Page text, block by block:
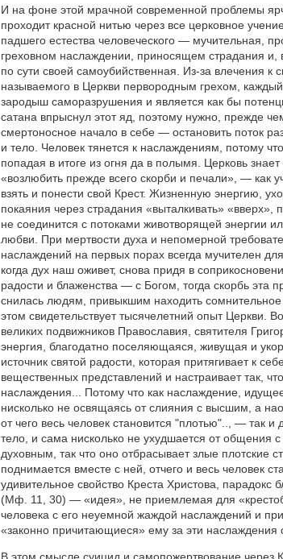
И на фоне этой мрачной современной проблемы
проходит красной нитью через все церковное
падшего естества человеческого — мучительная,
греховном наслаждении, приносящем страдания и,
по сути своей самоубийственная. Из-за влечения
называемого в Церкви первородным грехом, каждый
зародыш саморазрушения и является как бы
сатана впрыснул этот яд, поэтому нужно, прежде
смертоносное начало в себе — остановить поток
и тело. Человек тянется к наслаждениям, потому
попадая в итоге из огня да в полымя. Церковь
«возлюбить прежде всего скорби и печали», — как
взять и понести свой Крест. Жизненную энергию,
покаяния через страдания «выталкивать»
не соединится с потоками животворящей энергии
любви. При мертвости духа и непомерной
наслаждений на первых порах всегда мучителен
когда дух наш оживет, снова придя в
радости и блаженства — с Богом, тогда скорбь эта
снилась людям, привыкшим находить
этом свидетельствует тысячелетний опыт Церкви.
великих подвижников Православия, святителя
энергия, благодатно поселяющаяся, живущая и
источник святой радости, которая притягивает к
вещественных представлений и настраивает так,
наслаждения... Потому что как наслаждение,
нисколько не освящаясь от слияния с высшим, а
от чего весь человек становится "плотью".., — так
тело, и сама нисколько не ухудшается от общения
духовным, так что оно отбрасывает злые плотские
поднимается вместе с ней, отчего и весь человек
удивительное свойство Креста Христова, парадокс
(Мф. 11, 30) — «идея», не приемлемая для
человека с его неуемной жаждой наслаждений и
«законно причитающиеся» ему за эти наслаждения